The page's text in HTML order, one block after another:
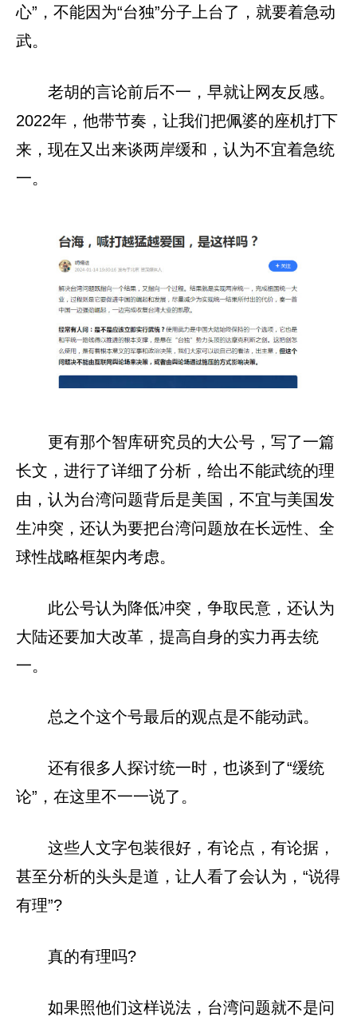
心”，不能因为“台独”分子上台了，就要着急动
武。
老胡的言论前后不一，早就让网友反感。
2022年，他带节奏，让我们把佩婆的座机打下
来，现在又出来谈两岸缓和，认为不宜着急统
一。
更有那个智库研究员的大公号，写了一篇
长文，进行了详细了分析，给出不能武统的理
由，认为台湾问题背后是美国，不宜与美国发
生冲突，还认为要把台湾问题放在长远性、全
球性战略框架内考虑。
此公号认为降低冲突，争取民意，还认为
大陆还要加大改革，提高自身的实力再去统
一。
总之个这个号最后的观点是不能动武。
还有很多人探讨统一时，也谈到了“缓统
论”，在这里不一一说了。
这些人文字包装很好，有论点，有论据，
甚至分析的头头是道，让人看了会认为，“说得
有理”?
真的有理吗?
如果照他们这样说法，台湾问题就不是问